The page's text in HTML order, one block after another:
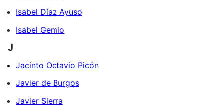
Isabel Díaz Ayuso
Isabel Gemio
J
Jacinto Octavio Picón
Javier de Burgos
Javier Sierra